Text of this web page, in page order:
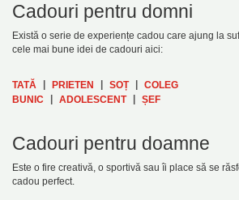
Cadouri pentru domni
Există o serie de experiențe cadou care ajung la
cele mai bune idei de cadouri aici:
TATĂ PRIETEN SOȚ
COLEG
BUNIC
ADOLESCENT ȘEF
Cadouri pentru doamne
Este o fire creativă, o sportivă sau îi place să se
cadou perfect.